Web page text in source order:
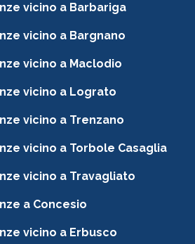
vicino a Barbariga
vicino a Bargnano
vicino a Maclodio
vicino a Lograto
vicino a Trenzano
vicino a Torbole Casaglia
vicino a Travagliato
a Concesio
vicino a Erbusco